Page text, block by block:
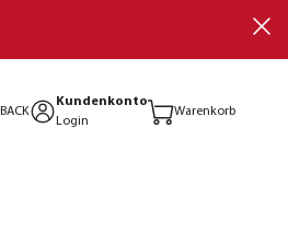
Kundenkonto
Login
Warenkorb